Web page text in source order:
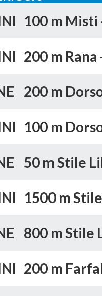
100 m Misti
200 m Rana
200 m
100 m
50 m Stile
1500 m
800 m Stile
200 m